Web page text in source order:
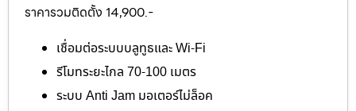
ราคารวมติดตั้ง 14,900.-
เชื่อมต่อระบบบลูทูธและ Wi-Fi
รีโมทระยะไกล 70-100 เมตร
ระบบ Anti Jam มอเตอร์ไม่ล็อค